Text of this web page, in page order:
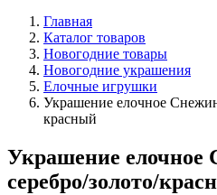
Главная
Каталог товаров
Новогодние товары
Новогодние украшения
Елочные игрушки
Украшение елочное
красный
Украшение елочное
серебро/золото/